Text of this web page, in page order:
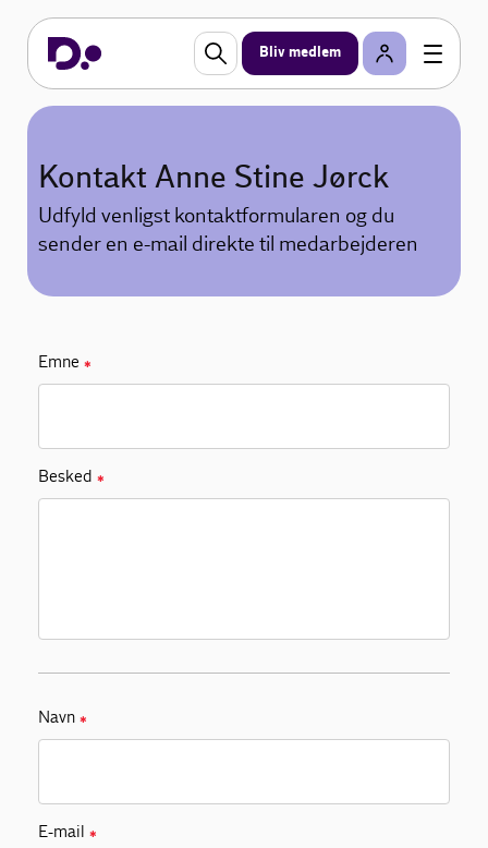
Bliv medlem
Kontakt Anne Stine Jørck
Udfyld venligst kontaktformularen og du
sender en e-mail direkte til medarbejderen
Emne ✱
Besked ✱
Navn ✱
E-mail ✱